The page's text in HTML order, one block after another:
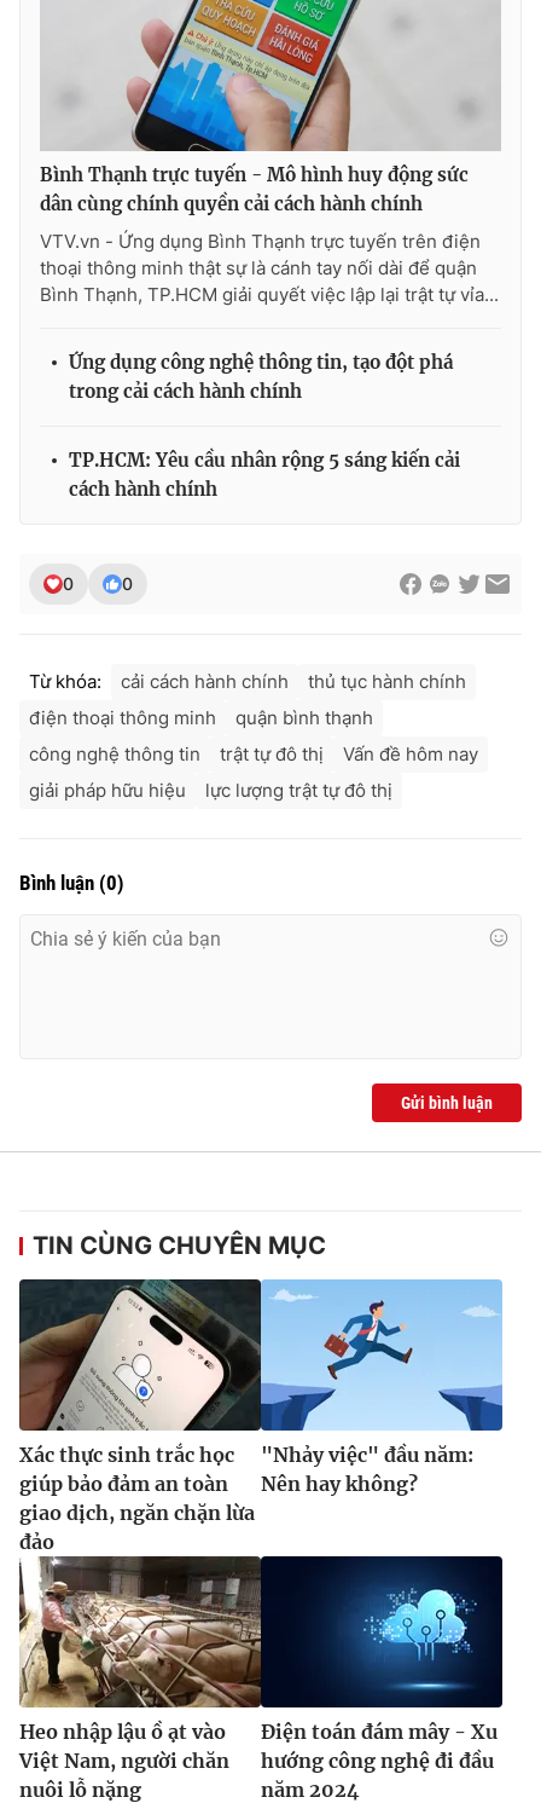
THỜI BÁO VTV
Theo dõi báo trên
Cơ quan chủ quản:Đài Truyền hình Việt Nam
Giấy phép hoạt động báo in và báo điện tử số 483/GP-BTTTT
cấp ngày 29/12/2023
Phó Tổng Biên tập:Nguyễn Thị Mỹ Hạnh, Phạm Quốc Thắng,
Nguyễn Trọng Ninh
Email:toasoan@vtv.vn
Bình Thạnh trực tuyến - Mô hình huy động sức
dân cùng chính quyền cải cách hành chính
VTV.vn - Ứng dụng Bình Thạnh trực tuyến trên điện
thoại thông minh thật sự là cánh tay nối dài để quận
Bình Thạnh, TP.HCM giải quyết việc lập lại trật tự vỉa...
Ứng dụng công nghệ thông tin, tạo đột phá
trong cải cách hành chính
TP.HCM: Yêu cầu nhân rộng 5 sáng kiến cải
cách hành chính
0 0
Từ khóa: cải cách hành chính
thủ tục hành chính
điện thoại thông minh
quận bình thạnh
công nghệ thông tin
trật tự đô thị
Vấn đề hôm nay
giải pháp hữu hiệu
lực lượng trật tự đô thị
Bình luận (0)
Gửi bình luận
TIN CÙNG CHUYÊN MỤC
Xác thực sinh trắc học
giúp bảo đảm an toàn
giao dịch, ngăn chặn lừa
đảo
"Nhảy việc" đầu năm:
Nên hay không?
Heo nhập lậu ồ ạt vào
Việt Nam, người chăn
nuôi lỗ nặng
Điện toán đám mây - Xu
hướng công nghệ đi đầu
năm 2024